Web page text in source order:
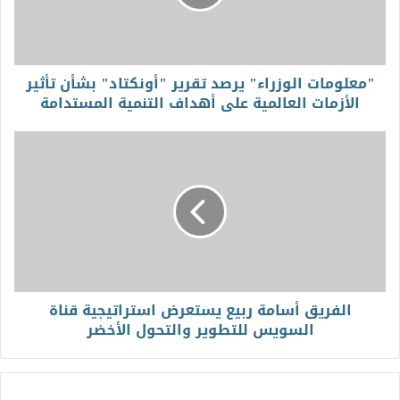
"معلومات الوزراء" يرصد تقرير "أونكتاد" بشأن تأثير
الأزمات العالمية على أهداف التنمية المستدامة
الفريق أسامة ربيع يستعرض استراتيجية قناة
السويس للتطوير والتحول الأخضر